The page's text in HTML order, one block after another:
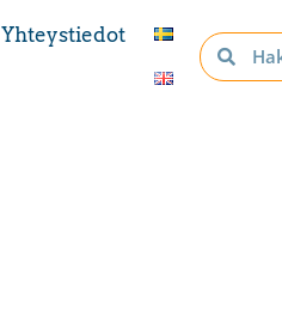
Yhteystiedot